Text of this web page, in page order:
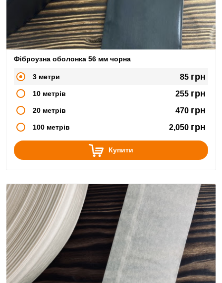
Фіброузна оболонка 56 мм чорна
3 метри 85 грн
10 метрів 255 грн
20 метрів 470 грн
100 метрів 2,050 грн
Купити